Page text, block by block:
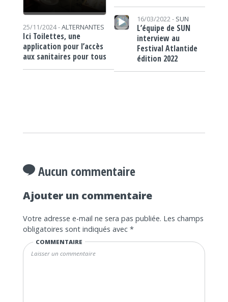
25/11/2024 -ALTERNANTES
Ici Toilettes, une
application pour l’accès
aux sanitaires pour tous
Lecteur audio
16/03/2022 - SUN
L’équipe de SUN
interview au
Festival Atlantide
édition 2022
Aucun commentaire
Ajouter un commentaire
Votre adresse e-mail ne sera pas publiée. Les champs
obligatoires sont indiqués avec *
COMMENTAIRE